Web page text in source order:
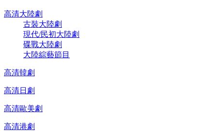
高清大陸劇
古裝大陸劇
現代/民初大陸劇
碟戰大陸劇
大陸綜藝節目
高清韓劇
高清日劇
高清歐美劇
高清港劇